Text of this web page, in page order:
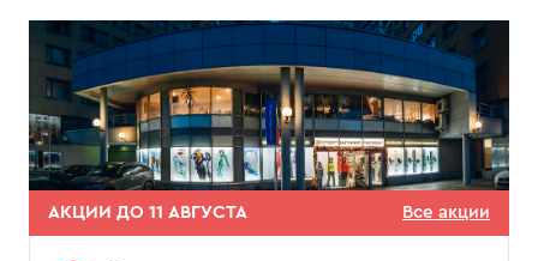
АКЦИИ ДО 11 АВГУСТА Все акции